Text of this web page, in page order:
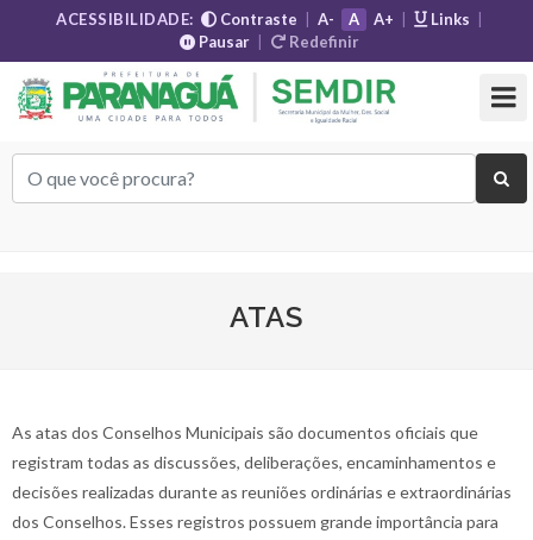
ACESSIBILIDADE: Contraste A- A A+ Links
Pausar
Redefinir
ATAS
As atas dos Conselhos Municipais são documentos oficiais que
registram todas as discussões, deliberações, encaminhamentos e
decisões realizadas durante as reuniões ordinárias e extraordinárias
dos Conselhos. Esses registros possuem grande importância para